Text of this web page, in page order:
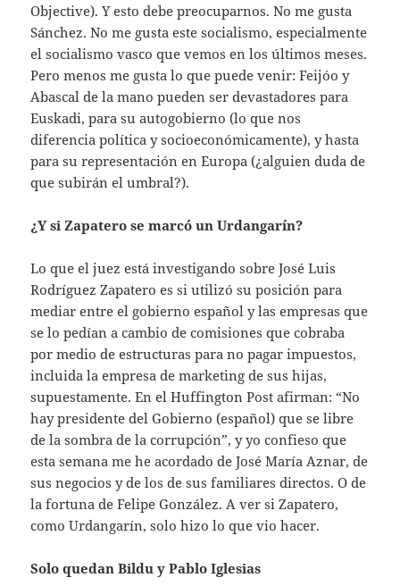
Objective). Y esto debe preocuparnos. No me gusta
Sánchez. No me gusta este socialismo, especialmente
el socialismo vasco que vemos en los últimos meses.
Pero menos me gusta lo que puede venir: Feijóo y
Abascal de la mano pueden ser devastadores para
Euskadi, para su autogobierno (lo que nos
diferencia política y socioeconómicamente), y hasta
para su representación en Europa (¿alguien duda de
que subirán el umbral?).
¿Y si Zapatero se marcó un Urdangarín?
Lo que el juez está investigando sobre José Luis
Rodríguez Zapatero es si utilizó su posición para
mediar entre el gobierno español y las empresas que
se lo pedían a cambio de comisiones que cobraba
por medio de estructuras para no pagar impuestos,
incluida la empresa de marketing de sus hijas,
supuestamente. En el Huffington Post afirman: “No
hay presidente del Gobierno (español) que se libre
de la sombra de la corrupción”, y yo confieso que
esta semana me he acordado de José María Aznar, de
sus negocios y de los de sus familiares directos. O de
la fortuna de Felipe González. A ver si Zapatero,
como Urdangarín, solo hizo lo que vio hacer.
Solo quedan Bildu y Pablo Iglesias